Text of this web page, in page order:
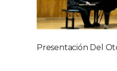
Presentación Del